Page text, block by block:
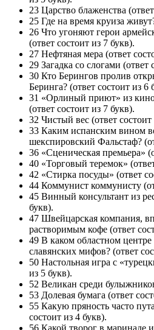
23 Царство блаженства
25 Где на время круиза
26 Что угоняют герои
(ответ состоит из 7 букв).
27 Нефтяная мера (ответ
29 Загадка со слогами (ответ
30 Кто Берингов пролив
Беринга? (ответ состоит из 6
31 «Орлиный приют» из
(ответ состоит из 7 букв).
32 Чистый вес (ответ состоит
33 Каким испанским вином
шекспировский Фальстаф?
36 «Сценическая премьера»
40 «Торговый теремок»
42 «Стирка посуды» (ответ
44 Коммунист коммунисту
45 Винный консультант из
букв).
47 Швейцарская компания,
растворимым кофе (ответ
49 В каком областном
славянских мифов? (ответ
50 Настольная игра с
из 5 букв).
52 Великан среди
53 Долевая бумага (ответ
55 Какую пряность часто
состоит из 4 букв).
56 Какой творог в маринаде